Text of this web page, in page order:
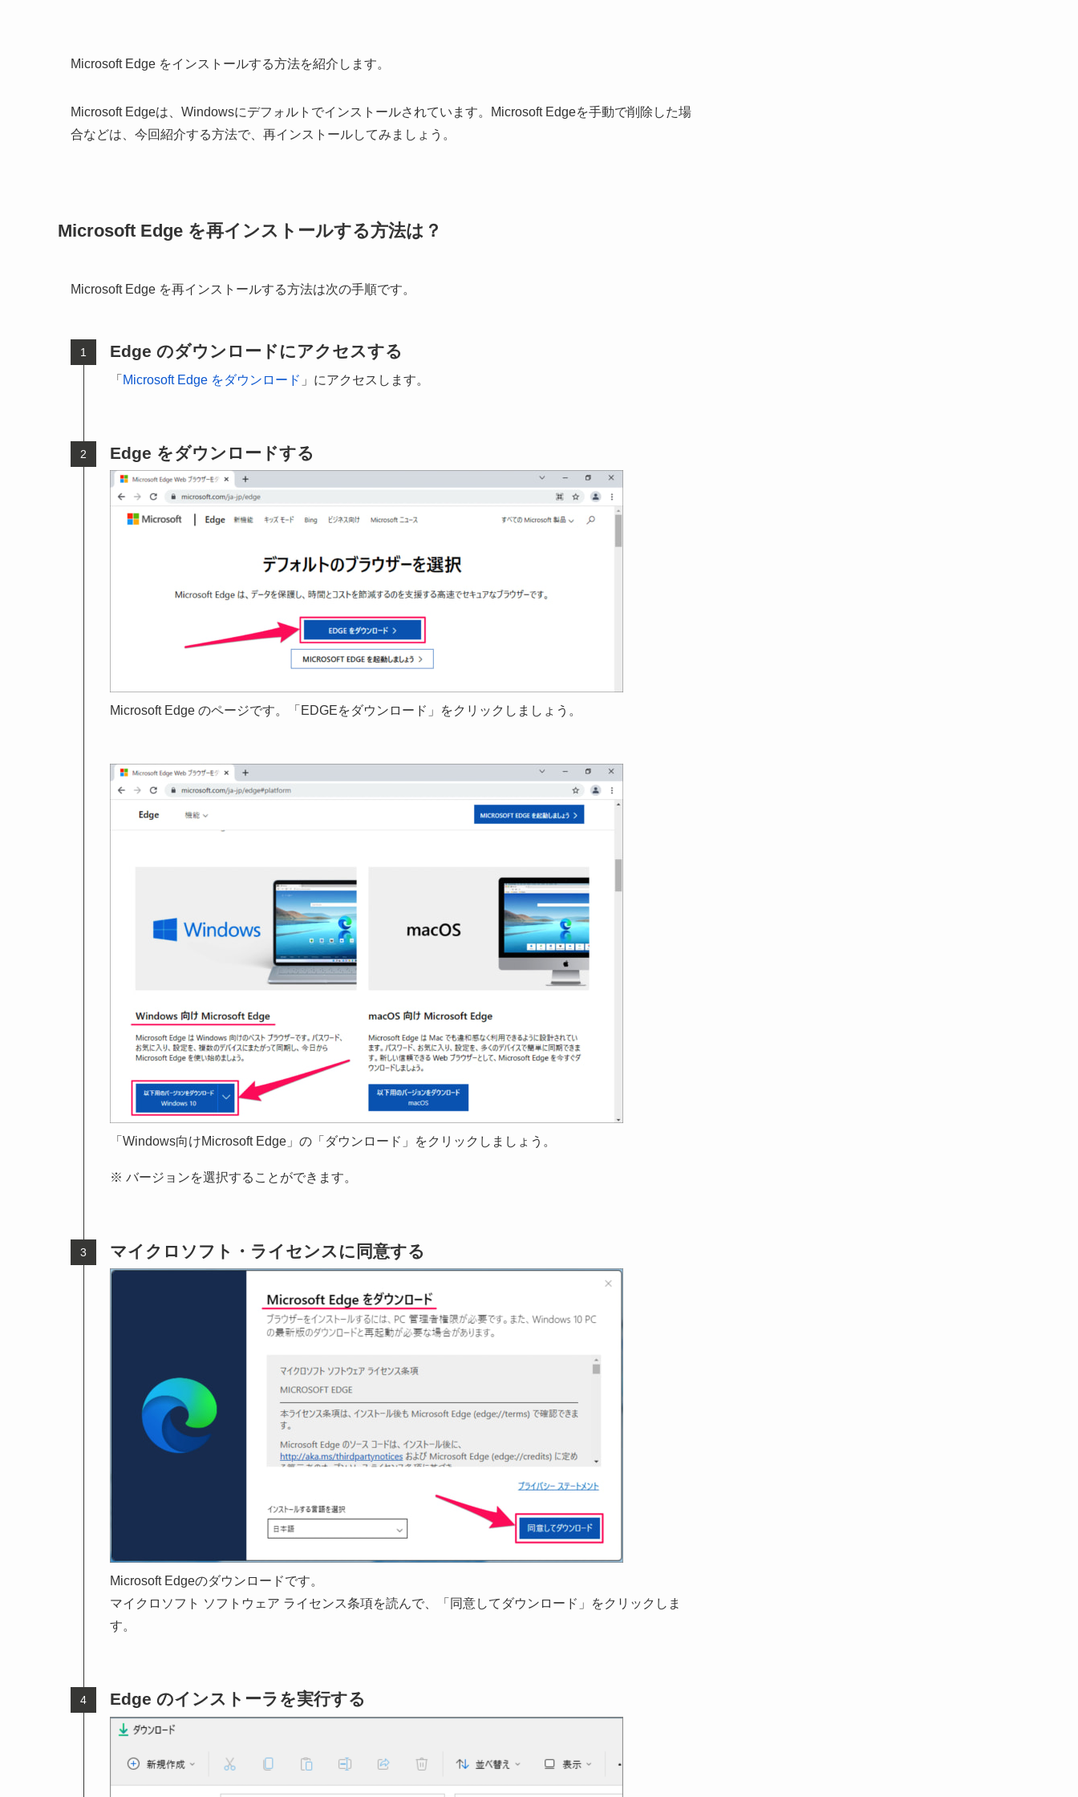
Microsoft Edge をインストールする方法を紹介します。
Microsoft Edgeは、Windowsにデフォルトでインストールされています。Microsoft Edgeを手動で削除した場
合などは、今回紹介する方法で、再インストールしてみましょう。
Microsoft Edge を再インストールする方法は？
Microsoft Edge を再インストールする方法は次の手順です。
Edge のダウンロードにアクセスする
「 Microsoft Edge をダウンロード 」にアクセスします。
Edge をダウンロードする
Microsoft Edge のページです。「EDGEをダウンロード」をクリックしましょう。
「Windows向けMicrosoft Edge」の「ダウンロード」をクリックしましょう。
※ バージョンを選択することができます。
マイクロソフト・ライセンスに同意する
Microsoft Edgeのダウンロードです。
マイクロソフト ソフトウェア ライセンス条項を読んで、「同意してダウンロード」をクリックしま
す。
Edge のインストーラを実行する